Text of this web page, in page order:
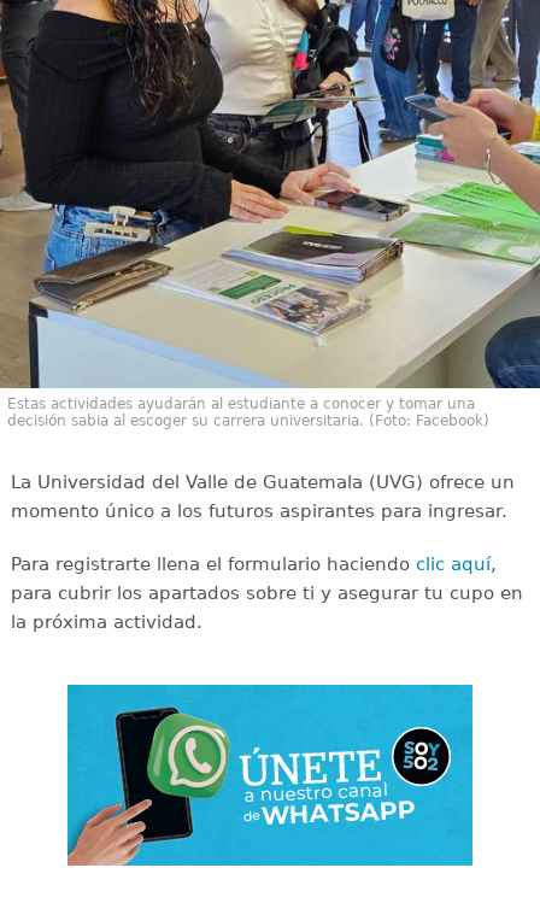
Estas actividades ayudarán al estudiante a conocer y tomar una
decisión sabia al escoger su carrera universitaria. (Foto: Facebook)
La Universidad del Valle de Guatemala (UVG) ofrece un
momento único a los futuros aspirantes para ingresar.
Para registrarte llena el formulario haciendo clic aquí,
para cubrir los apartados sobre ti y asegurar tu cupo en
la próxima actividad.